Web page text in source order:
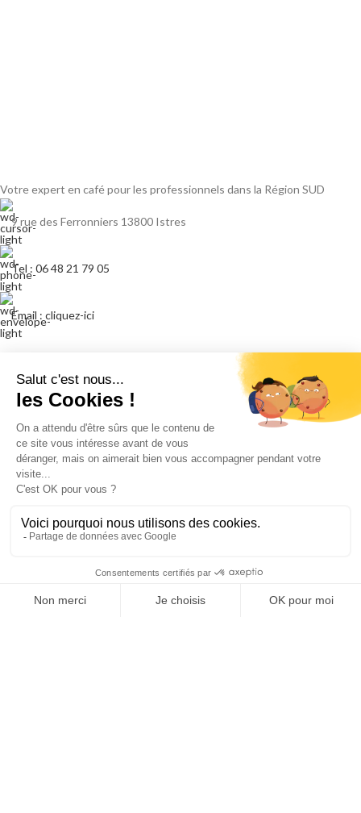
Votre expert en café pour les professionnels dans la Région SUD
9 rue des Ferronniers 13800 Istres
Tel : 06 48 21 79 05
Email : cliquez-ici
☕ Entretien machine à café professionnelle : pourquoi un
contrat annuel est indispensable ?
18/04/2026 1 Comment
FORMATION TECHNICIEN MACHINE A CAFE
04/02/20261 Comment
Accueil